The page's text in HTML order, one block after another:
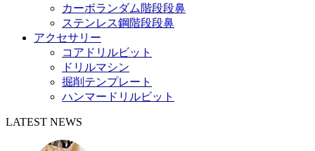
カーボランダム階段段鼻
ステンレス鋼階段段鼻
アクセサリー
コアドリルビット
ドリルマシン
掘削テンプレート
ハンマードリルビット
LATEST NEWS